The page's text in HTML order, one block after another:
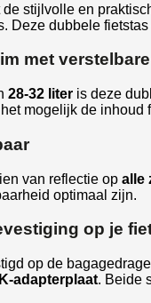
de stijlvolle en
Deze dubbele
met
28-32 liter is deze
mogelijk de inhoud
van reflectie op alle
optimaal zijn.
op je
op de
adapterplaat. Beide